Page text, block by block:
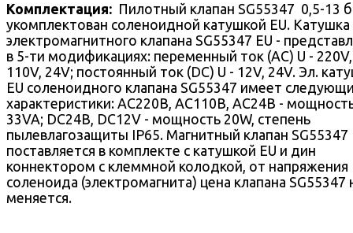
Комплектация: Пилотный клапан SG55347 0,5-13
укомплектован соленоидной катушкой EU. Катушка
электромагнитного клапана SG55347 EU -
в 5-ти модификациях: переменный ток (AC) U - 220V,
110V, 24V; постоянный ток (DC) U - 12V, 24V. Эл.
EU соленоидного клапана SG55347 имеет
характеристики: AC220В, AC110В, AC24В -
33VA; DC24В, DC12V - мощность 20W, степень
пылевлагозащиты IP65. Магнитный клапан SG55347
поставляется в комплекте с катушкой EU и дин
коннектором с клеммной колодкой, от напряжения
соленоида (электромагнита) цена клапана SG55347
меняется.